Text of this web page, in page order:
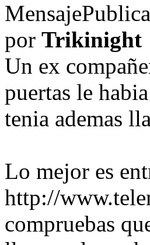
Mensaje
por Trikinight
Un ex
puertas le
tenia ademas
Lo mejor es
http://
compruebas